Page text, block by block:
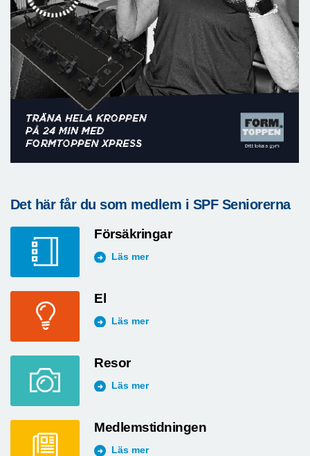
Det här får du som medlem i SPF Seniorerna
Försäkringar
Läs mer
El
Läs mer
Resor
Läs mer
Medlemstidningen
Läs mer